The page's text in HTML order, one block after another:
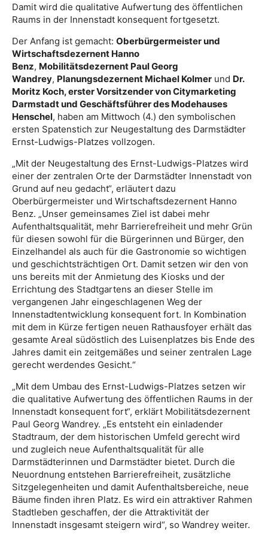
Damit wird die qualitative Aufwertung des öffentlichen
Raums in der Innenstadt konsequent fortgesetzt.
Der Anfang ist gemacht: Oberbürgermeister und
Wirtschaftsdezernent Hanno
Benz, Mobilitätsdezernent Paul Georg
Wandrey, Planungsdezernent Michael Kolmer und Dr.
Moritz Koch, erster Vorsitzender von Citymarketing
Darmstadt und Geschäftsführer des Modehauses
Henschel, haben am Mittwoch (4.) den symbolischen
ersten Spatenstich zur Neugestaltung des Darmstädter
Ernst-Ludwigs-Platzes vollzogen.
„Mit der Neugestaltung des Ernst-Ludwigs-Platzes wird
einer der zentralen Orte der Darmstädter Innenstadt von
Grund auf neu gedacht“, erläutert dazu
Oberbürgermeister und Wirtschaftsdezernent Hanno
Benz. „Unser gemeinsames Ziel ist dabei mehr
Aufenthaltsqualität, mehr Barrierefreiheit und mehr Grün
für diesen sowohl für die Bürgerinnen und Bürger, den
Einzelhandel als auch für die Gastronomie so wichtigen
und geschichtsträchtigen Ort. Damit setzen wir den von
uns bereits mit der Anmietung des Kiosks und der
Errichtung des Stadtgartens an dieser Stelle im
vergangenen Jahr eingeschlagenen Weg der
Innenstadtentwicklung konsequent fort. In Kombination
mit dem in Kürze fertigen neuen Rathausfoyer erhält das
gesamte Areal südöstlich des Luisenplatzes bis Ende des
Jahres damit ein zeitgemäßes und seiner zentralen Lage
gerecht werdendes Gesicht.“
„Mit dem Umbau des Ernst-Ludwigs-Platzes setzen wir
die qualitative Aufwertung des öffentlichen Raums in der
Innenstadt konsequent fort“, erklärt Mobilitätsdezernent
Paul Georg Wandrey. „Es entsteht ein einladender
Stadtraum, der dem historischen Umfeld gerecht wird
und zugleich neue Aufenthaltsqualität für alle
Darmstädterinnen und Darmstädter bietet. Durch die
Neuordnung entstehen Barrierefreiheit, zusätzliche
Sitzgelegenheiten und damit Aufenthaltsbereiche, neue
Bäume finden ihren Platz. Es wird ein attraktiver Rahmen
Stadtleben geschaffen, der die Attraktivität der
Innenstadt insgesamt steigern wird“, so Wandrey weiter.